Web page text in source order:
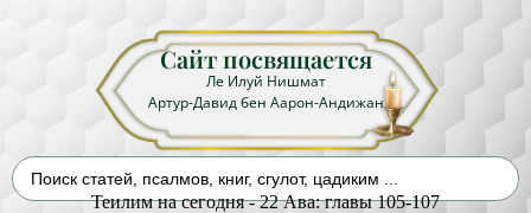
Сайт посвящается
Ле Илуй Нишмат
Артур-Давид бен Аарон-Андижан
Теилим на сегодня - 22 Ава: главы 105-107